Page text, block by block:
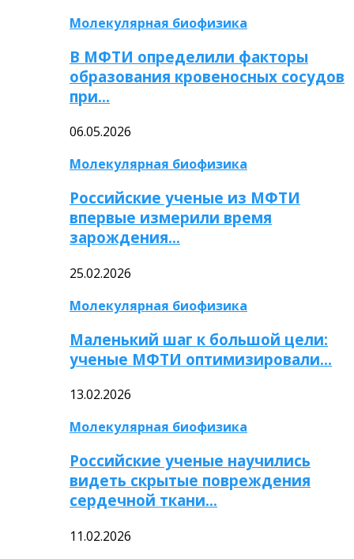
Молекулярная биофизика
В МФТИ определили факторы
образования кровеносных сосудов
при…
06.05.2026
Молекулярная биофизика
Российские ученые из МФТИ
впервые измерили время
зарождения…
25.02.2026
Молекулярная биофизика
Маленький шаг к большой цели:
ученые МФТИ оптимизировали…
13.02.2026
Молекулярная биофизика
Российские ученые научились
видеть скрытые повреждения
сердечной ткани…
11.02.2026